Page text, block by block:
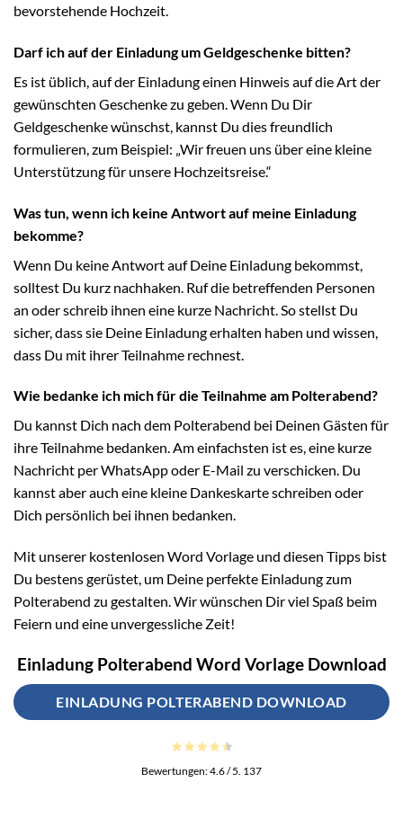
bevorstehende Hochzeit.
Darf ich auf der Einladung um Geldgeschenke bitten?
Es ist üblich, auf der Einladung einen Hinweis auf die Art der
gewünschten Geschenke zu geben. Wenn Du Dir
Geldgeschenke wünschst, kannst Du dies freundlich
formulieren, zum Beispiel: „Wir freuen uns über eine kleine
Unterstützung für unsere Hochzeitsreise.“
Was tun, wenn ich keine Antwort auf meine Einladung
bekomme?
Wenn Du keine Antwort auf Deine Einladung bekommst,
solltest Du kurz nachhaken. Ruf die betreffenden Personen
an oder schreib ihnen eine kurze Nachricht. So stellst Du
sicher, dass sie Deine Einladung erhalten haben und wissen,
dass Du mit ihrer Teilnahme rechnest.
Wie bedanke ich mich für die Teilnahme am Polterabend?
Du kannst Dich nach dem Polterabend bei Deinen Gästen für
ihre Teilnahme bedanken. Am einfachsten ist es, eine kurze
Nachricht per WhatsApp oder E-Mail zu verschicken. Du
kannst aber auch eine kleine Dankeskarte schreiben oder
Dich persönlich bei ihnen bedanken.
Mit unserer kostenlosen Word Vorlage und diesen Tipps bist
Du bestens gerüstet, um Deine perfekte Einladung zum
Polterabend zu gestalten. Wir wünschen Dir viel Spaß beim
Feiern und eine unvergessliche Zeit!
Einladung Polterabend Word Vorlage Download
EINLADUNG POLTERABEND DOWNLOAD
Bewertungen:4.6/ 5. 137